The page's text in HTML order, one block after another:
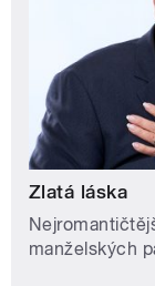
Zlatá láska
manželských